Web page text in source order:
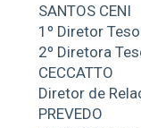
SANTOS CENI
1º Diretor
2º Diretora
CECCATTO
Diretor de
PREVEDO